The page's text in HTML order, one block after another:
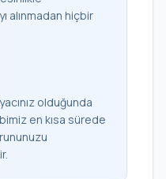
alınmadan hiçbir
olduğunda
en kısa sürede